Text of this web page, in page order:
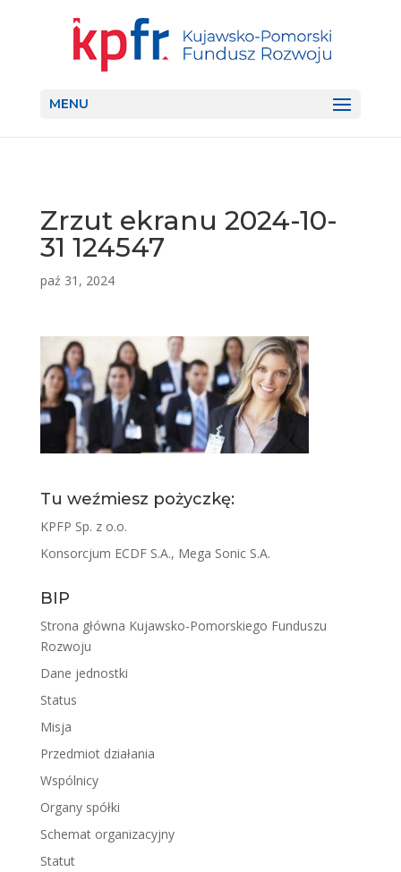
MENU
Zrzut ekranu 2024-10-
31 124547
paź 31, 2024
Tu weźmiesz pożyczkę:
KPFP Sp. z o.o.
Konsorcjum ECDF S.A., Mega Sonic S.A.
BIP
Strona główna Kujawsko-Pomorskiego Funduszu
Rozwoju
Dane jednostki
Status
Misja
Przedmiot działania
Wspólnicy
Organy spółki
Schemat organizacyjny
Statut